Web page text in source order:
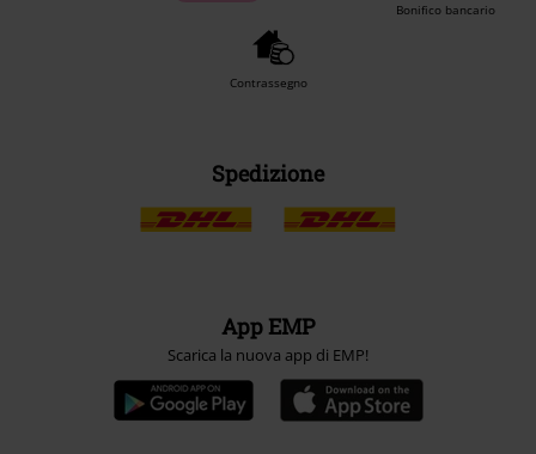
Bonifico bancario
Contrassegno
Spedizione
App EMP
Scarica la nuova app di EMP!